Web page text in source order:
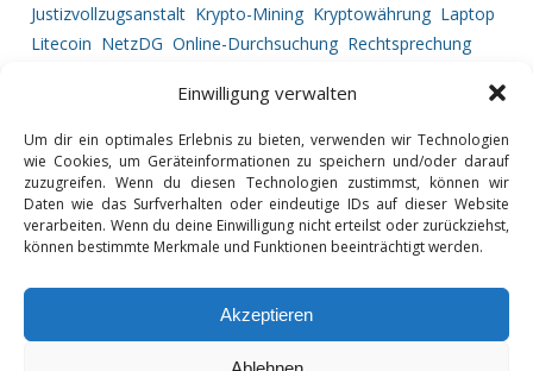
Einwilligung verwalten
Um dir ein optimales Erlebnis zu bieten, verwenden wir Technologien
wie Cookies, um Geräteinformationen zu speichern und/oder darauf
zuzugreifen. Wenn du diesen Technologien zustimmst, können wir
Daten wie das Surfverhalten oder eindeutige IDs auf dieser Website
verarbeiten. Wenn du deine Einwilligung nicht erteilst oder zurückziehst,
können bestimmte Merkmale und Funktionen beeinträchtigt werden.
Akzeptieren
Justizvollzugsanstalt Krypto-Mining Kryptowährung Laptop
Litecoin NetzDG Online-Durchsuchung Rechtsprechung
Telekommunikationsüberwachung
Urkundenfälschung
Vermögensabschöpfung
Vorgehensweise
IMPRESSUM